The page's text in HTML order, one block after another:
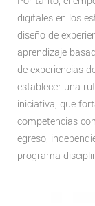
digitales en los
diseño de
aprendizaje
de experiencias
establecer una
iniciativa, que
competencias
egreso,
programa